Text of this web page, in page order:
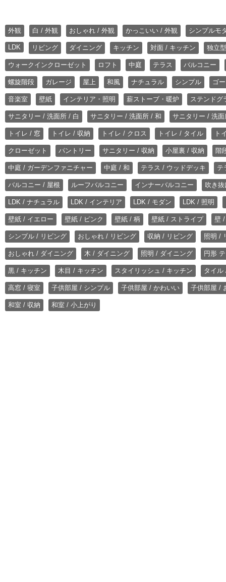
外観 白 / 外観 おしゃれ / 外観 かっこいい / 外観 シンプルモ
LDK リビング ダイニング キッチン 対面 / キッチン 独立
ウォークインクローゼット ロフト 中庭 テラス バルコニー
螺旋階段 ガレージ 屋上 和風 ナチュラル シンプル ゴ
音楽室 壁紙 インテリア・照明 薪ストーブ・暖炉 ステンドグ
サニタリー / 洗面所 / 白 サニタリー / 洗面所 / 和 サニタリー / 洗
トイレ / 窓 トイレ / 収納 トイレ / クロス トイレ / タイル ト
クローゼット パントリー サニタリー / 収納 小屋裏 / 収納 階
中庭 / ガーデンファニチャー 中庭 / 和 テラス / ウッドデッキ テ
バルコニー / 屋根 ルーフバルコニー インナーバルコニー 吹き
LDK / ナチュラル LDK / インテリア LDK / モダン LDK / 照明
壁紙 / イエロー 壁紙 / ピンク 壁紙 / 柄 壁紙 / ストライプ 壁
シンプル / リビング おしゃれ / リビング 収納 / リビング 照明 /
おしゃれ / ダイニング 木 / ダイニング 照明 / ダイニング 円形
黒 / キッチン 木目 / キッチン スタイリッシュ / キッチン タイル
高窓 / 寝室 子供部屋 / シンプル 子供部屋 / かわいい 子供部屋 /
和室 / 収納 和室 / 小上がり